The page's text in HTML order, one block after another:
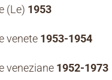
(Le) 1953
venete 1953-1954
veneziane 1952-1973